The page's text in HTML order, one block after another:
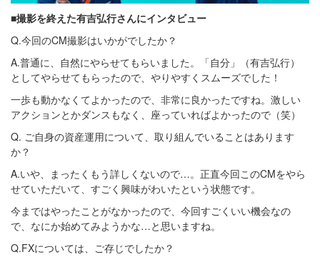
■撮影を終えた有吉弘行さんにインタビュー
Q.今回のCM撮影はいかがでしたか？
A.普通に、自然にやらせてもらいました。「自分」（有吉弘行）
としてやらせてもらったので、やりやすくスムーズでした！
一歩も動かなくてよかったので、非常に良かったですね。激しい
アクションとかダンスもなく、座っていればよかったので（笑）
Q. ご自身の資産運用について、取り組んでいることはあります
か？
A.いや、まったくもう詳しくないので…。正直今回このCMをやら
せていただいて、すごく興味がわいたという状態です。
今まではやったことがなかったので、今回すごくいい機会なの
で、なにか始めてみようかな…と思いますね。
Q.FXについては、ご存じでしたか？